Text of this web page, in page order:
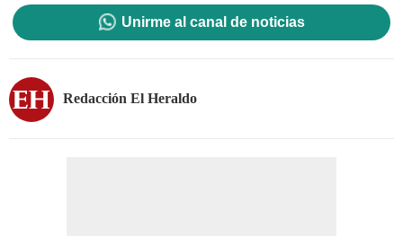
Unirme al canal de noticias
Redacción El Heraldo